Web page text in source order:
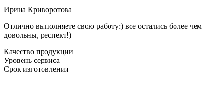
Ирина Криворотова
Отлично выполняете свою работу:) все остались более чем
довольны, респект!)
Качество продукции
Уровень сервиса
Срок изготовления